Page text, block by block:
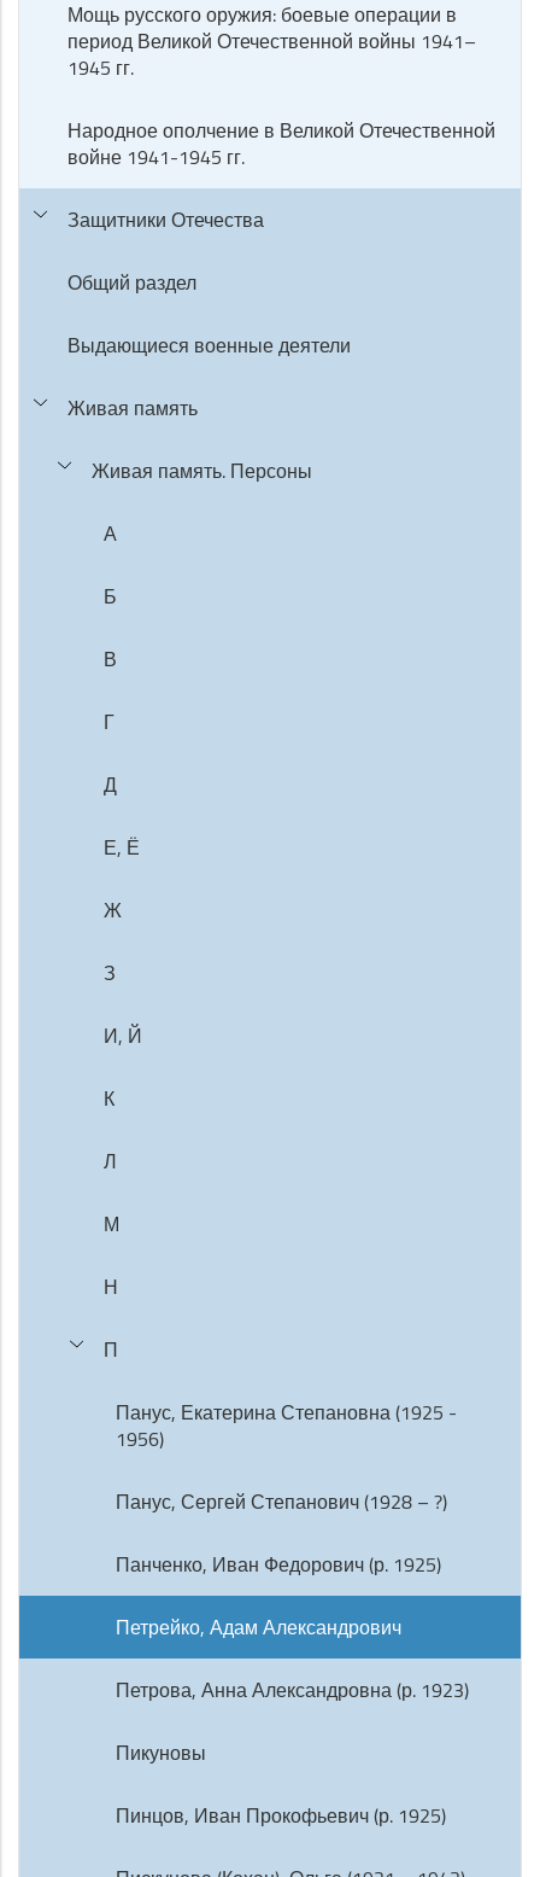
Мощь русского оружия: боевые операции в
период Великой Отечественной войны 1941–
1945 гг.
Народное ополчение в Великой Отечественной
войне 1941-1945 гг.
Защитники Отечества
Общий раздел
Выдающиеся военные деятели
Живая память
Живая память. Персоны
А
Б
В
Г
Д
Е, Ё
Ж
З
И, Й
К
Л
М
Н
П
Панус, Екатерина Степановна (1925 -
1956)
Панус, Сергей Степанович (1928 – ?)
Панченко, Иван Федорович (р. 1925)
Петрейко, Адам Александрович
Петрова, Анна Александровна (р. 1923)
Пикуновы
Пинцов, Иван Прокофьевич (р. 1925)